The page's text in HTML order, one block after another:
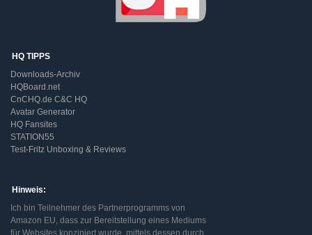
HQ TIPPS
Downloads-Archiv
HQBoard.net
CnCHQ.de C&C HQ
Avatar Generator
HQ Fansites
STATION55
Test-Fritz Unboxing & Reviews
Hinweis:
Ich bin Teilnehmer des Partnerprogramms von
Amazon EU, dass zur Bereitstellung eines Mediums
für Websites konzipiert wurde, mittels dessen durch